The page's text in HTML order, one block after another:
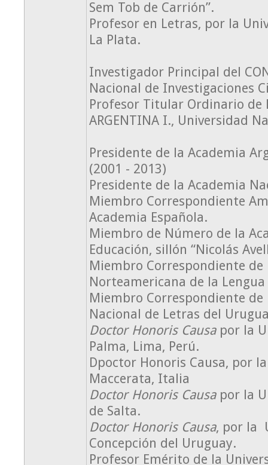
Sem Tob de Carrión”.
Profesor en Letras, por la
La Plata.
Investigador Principal del
Nacional de Investigaciones
Profesor Titular Ordinario de
ARGENTINA I., Universidad
Presidente de la Academia
(2001 - 2013)
Presidente de la Academia
Miembro Correspondiente
Academia Española.
Miembro de Número de la
Educación, sillón “Nicolás
Miembro Correspondiente de
Norteamericana de la Lengua
Miembro Correspondiente de
Nacional de Letras del
Doctor Honoris Causapor la
Palma, Lima, Perú.
Dpoctor Honoris Causa, por
Maccerata, Italia
Doctor Honoris Causapor la
de Salta.
Doctor Honoris Causa, por la
Concepción del Uruguay.
Profesor Emérito de la